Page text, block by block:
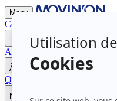
Menu
Contactez-nous
Accueil
À propos de Movin'On
Qui sommes-nous ?
Nos travaux